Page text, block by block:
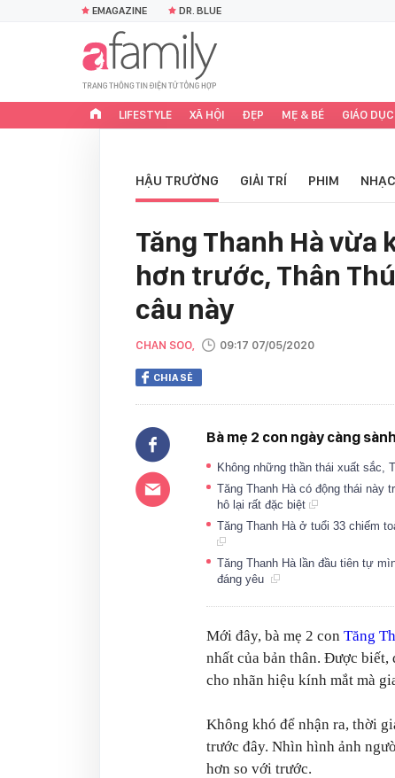
EMAGAZINE DR. BLUE
LIFESTYLE XÃ HỘI ĐẸP MẸ & BÉ GIÁO DỤC
HẬU TRƯỜNG GIẢI TRÍ PHIM
Tăng Thanh Hà
hơn trước, Thân
câu này
CHAN SOO, 09:17 07/05/2020
CHIA SẺ
Bà mẹ 2 con ngày càng
Không những thần thái xuất sắc,
Tăng Thanh Hà có động thái này
hô lại rất đặc biệt
Tăng Thanh Hà ở tuổi 33 chiếm
Tăng Thanh Hà lần đầu tiên tự
đáng yêu
Mới đây, bà mẹ 2 con Tăng
nhất của bản thân. Được biết,
cho nhãn hiệu kính mắt mà
Không khó để nhận ra, thời
trước đây. Nhìn hình ảnh
hơn so với trước.